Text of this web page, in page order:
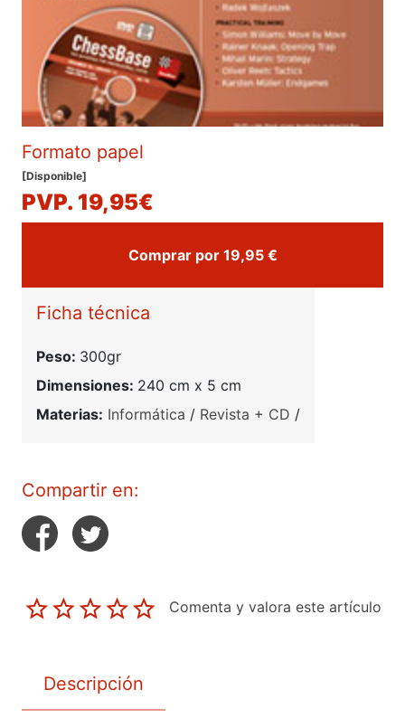
Formato papel
[Disponible]
PVP. 19,95€
Comprar por 19,95 €
Ficha técnica
Peso: 300gr
Dimensiones: 240 cm x 5 cm
Materias: Informática / Revista + CD /
Compartir en:
Comenta y valora este artículo
Descripción